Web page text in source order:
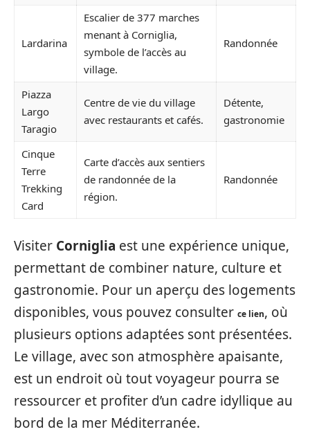
Lardarina
Escalier de 377 marches
menant à Corniglia,
symbole de l’accès au
village.
Randonnée
Piazza
Largo
Taragio
Centre de vie du village
avec restaurants et cafés.
Détente,
gastronomie
Cinque
Terre
Trekking
Card
Carte d’accès aux sentiers
de randonnée de la
région.
Randonnée
Visiter Corniglia est une expérience unique,
permettant de combiner nature, culture et
gastronomie. Pour un aperçu des logements
disponibles, vous pouvez consulter ce lien, où
plusieurs options adaptées sont présentées.
Le village, avec son atmosphère apaisante,
est un endroit où tout voyageur pourra se
ressourcer et profiter d’un cadre idyllique au
bord de la mer Méditerranée.